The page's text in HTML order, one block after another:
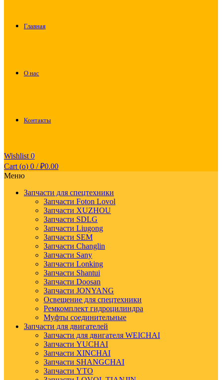
Главная
О нас
Контакты
Wishlist 0
Cart (o) 0 / ₽0.00
Меню
Запчасти для спецтехники
Запчасти Foton Lovol
Запчасти XUZHOU
Запчасти SDLG
Запчасти Liugong
Запчасти SEM
Запчасти Changlin
Запчасти Sany
Запчасти Lonking
Запчасти Shantui
Запчасти Doosan
Запчасти JONYANG
Освещение для спецтехники
Ремкомплект гидроцилиндра
Муфты соединительные
Запчасти для двигателей
Запчасти для двигателя WEICHAI
Запчасти YUCHAI
Запчасти XINCHAI
Запчасти SHANGCHAI
Запчасти YTO